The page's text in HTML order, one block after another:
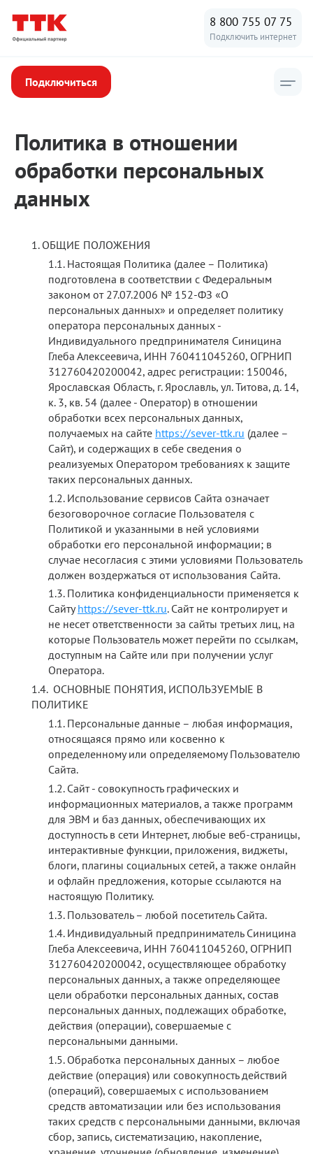
8 800 755 07 75
Подключить интернет
Подключиться
Юридическая информация
Политика в отношении
обработки персональных
данных
Текст
политики
ОБЩИЕ ПОЛОЖЕНИЯ
Настоящая Политика (далее – Политика)
подготовлена в соответствии с Федеральным
законом от 27.07.2006 № 152-ФЗ «О
персональных данных» и определяет политику
оператора персональных данных -
Индивидуального предпринимателя Синицина
Глеба Алексеевича, ИНН 760411045260, ОГРНИП
312760420200042, адрес регистрации: 150046,
Ярославская Область, г. Ярославль, ул. Титова, д. 14,
к. 3, кв. 54 (далее - Оператор) в отношении
обработки всех персональных данных,
получаемых на сайте https://sever-ttk.ru (далее –
Сайт), и содержащих в себе сведения о
реализуемых Оператором требованиях к защите
таких персональных данных.
Использование сервисов Сайта означает
безоговорочное согласие Пользователя с
Политикой и указанными в ней условиями
обработки его персональной информации; в
случае несогласия с этими условиями Пользователь
должен воздержаться от использования Сайта.
Политика конфиденциальности применяется к
Сайтуhttps://sever-ttk.ru. Сайт не контролирует и
не несет ответственности за сайты третьих лиц, на
которые Пользователь может перейти по ссылкам,
доступным на Сайте или при получении услуг
Оператора.
ОСНОВНЫЕ ПОНЯТИЯ, ИСПОЛЬЗУЕМЫЕ В
ПОЛИТИКЕ
Персональные данные – любая информация,
относящаяся прямо или косвенно к
определенному или определяемому Пользователю
Сайта.
Сайт - совокупность графических и
информационных материалов, а также программ
для ЭВМ и баз данных, обеспечивающих их
доступность в сети Интернет, любые веб-страницы,
интерактивные функции, приложения, виджеты,
блоги, плагины социальных сетей, а также онлайн
и офлайн предложения, которые ссылаются на
настоящую Политику.
Пользователь – любой посетитель Сайта.
Индивидуальный предприниматель Синицина
Глеба Алексеевича, ИНН 760411045260, ОГРНИП
312760420200042, осуществляющее обработку
персональных данных, а также определяющее
цели обработки персональных данных, состав
персональных данных, подлежащих обработке,
действия (операции), совершаемые с
персональными данными.
Обработка персональных данных – любое
действие (операция) или совокупность действий
(операций), совершаемых с использованием
средств автоматизации или без использования
таких средств с персональными данными, включая
сбор, запись, систематизацию, накопление,